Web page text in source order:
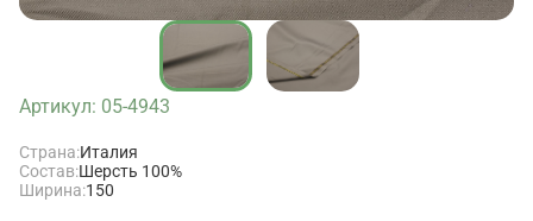
Артикул: 05-4943
Страна:Италия
Состав:Шерсть 100%
Ширина:150